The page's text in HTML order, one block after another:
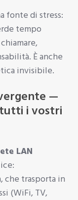
fonte di stress:
tempo
È anche
invisibile.
—
i vostri
LAN
che trasporta in
(WiFi, TV,